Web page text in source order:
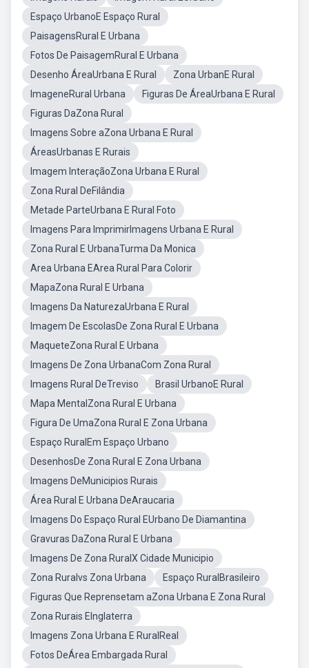
Espaço UrbanoE Espaço Rural
PaisagensRural E Urbana
Fotos De PaisagemRural E Urbana
Desenho ÁreaUrbana E Rural
Zona UrbanE Rural
ImageneRural Urbana
Figuras De ÁreaUrbana E Rural
Figuras DaZona Rural
Imagens Sobre aZona Urbana E Rural
ÁreasUrbanas E Rurais
Imagem InteraçãoZona Urbana E Rural
Zona Rural DeFilândia
Metade ParteUrbana E Rural Foto
Imagens Para ImprimirImagens Urbana E Rural
Zona Rural E UrbanaTurma Da Monica
Area Urbana EArea Rural Para Colorir
MapaZona Rural E Urbana
Imagens Da NaturezaUrbana E Rural
Imagem De EscolasDe Zona Rural E Urbana
MaqueteZona Rural E Urbana
Imagens De Zona UrbanaCom Zona Rural
Imagens Rural DeTreviso
Brasil UrbanoE Rural
Mapa MentalZona Rural E Urbana
Figura De UmaZona Rural E Zona Urbana
Espaço RuralEm Espaço Urbano
DesenhosDe Zona Rural E Zona Urbana
Imagens DeMunicipios Rurais
Área Rural E Urbana DeAraucaria
Imagens Do Espaço Rural EUrbano De Diamantina
Gravuras DaZona Rural E Urbana
Imagens De Zona RuralX Cidade Municipio
Zona Ruralvs Zona Urbana
Espaço RuralBrasileiro
Figuras Que Reprensetam aZona Urbana E Zona Rural
Zona Rurais EInglaterra
Imagens Zona Urbana E RuralReal
Fotos DeÁrea Embargada Rural